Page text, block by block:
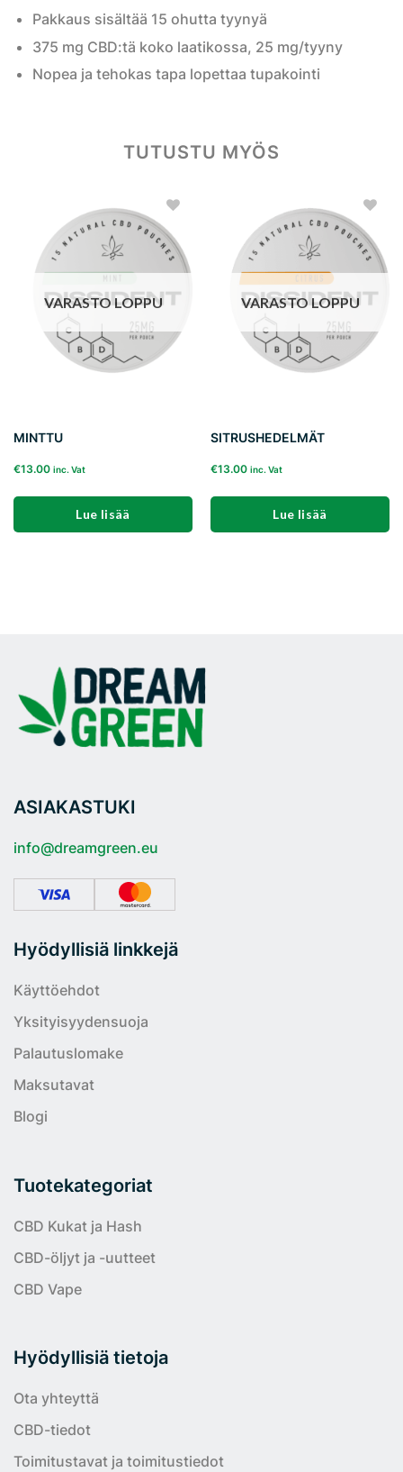
Pakkaus sisältää 15 ohutta tyynyä
375 mg CBD:tä koko laatikossa, 25 mg/tyyny
Nopea ja tehokas tapa lopettaa tupakointi
TUTUSTU MYÖS
Add to
wishlist
VARASTO LOPPU
MINTTU
€13.00 inc. Vat
Lue lisää
Add to
wishlist
VARASTO LOPPU
SITRUSHEDELMÄT
€13.00 inc. Vat
Lue lisää
ASIAKASTUKI
info@dreamgreen.eu
Hyödyllisiä linkkejä
Käyttöehdot
Yksityisyydensuoja
Palautuslomake
Maksutavat
Blogi
Tuotekategoriat
CBD Kukat ja Hash
CBD-öljyt ja -uutteet
CBD Vape
Hyödyllisiä tietoja
Ota yhteyttä
CBD-tiedot
Toimitustavat ja toimitustiedot